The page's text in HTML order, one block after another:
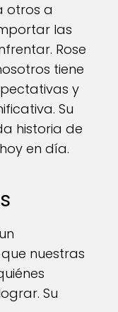
otros a
las
Rose
tiene
y
Su
historia de
en día.
nuestras
Su